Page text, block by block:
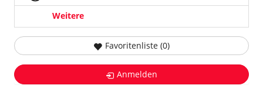
Weitere
Favoritenliste (0)
Anmelden